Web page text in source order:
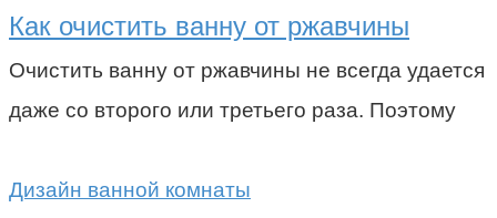
Как очистить ванну от ржавчины
Очистить ванну от ржавчины не всегда удается
даже со второго или третьего раза. Поэтому
Дизайн ванной комнаты